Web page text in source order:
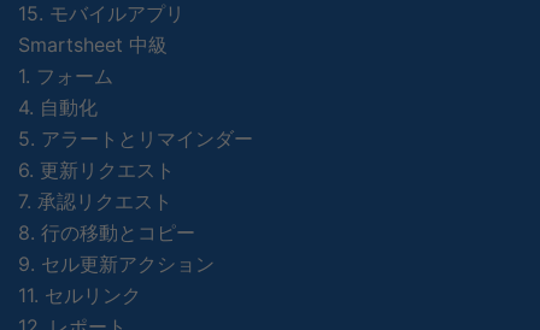
15. モバイルアプリ
Smartsheet 中級
1. フォーム
4. 自動化
5. アラートとリマインダー
6. 更新リクエスト
7. 承認リクエスト
8. 行の移動とコピー
9. セル更新アクション
11. セルリンク